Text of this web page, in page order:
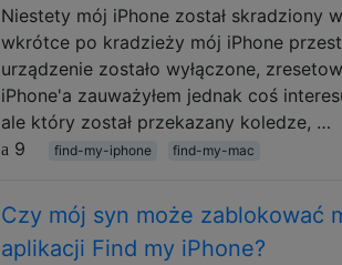
Niestety mój iPhone został skradziony
wkrótce po kradzieży mój iPhone
urządzenie zostało wyłączone,
iPhone'a zauważyłem jednak coś
ale który został przekazany koledze, …
9
find-my-iphone find-my-mac
Czy mój syn może zablokować
aplikacji Find my iPhone?